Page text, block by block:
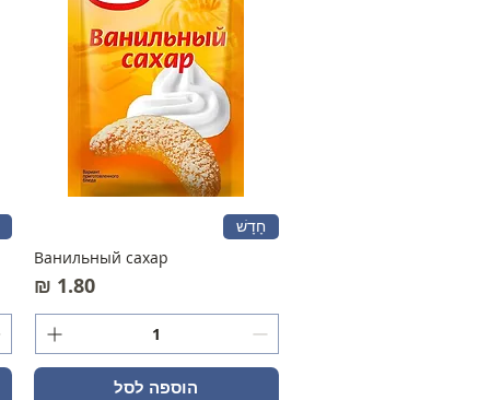
חָדָשׁ
Ванильный сахар
מחיר‏1.80 ‏₪
הוספה לסל